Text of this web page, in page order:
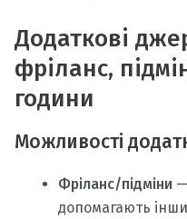
Додаткові
фріланс,
години
Можливості
Фріланс/підміни
допомагають